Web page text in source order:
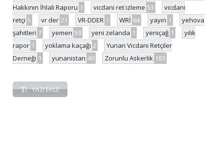
Hakkının İhlali Raporu 1 vicdani ret izleme 53
vicdani
retçi 5 vr der 21 VR-DDER 1 WRİ 64 yayın 1
yehova
şahitleri 7 yemen 59 yeni zelanda 1 yeniçağ 1
yılık
rapor 1 yoklama kaçağı 2
Yunan Vicdani Retçiler
Derneği 1 yunanistan 40 Zorunlu Askerlik 183
YAZI EKLE